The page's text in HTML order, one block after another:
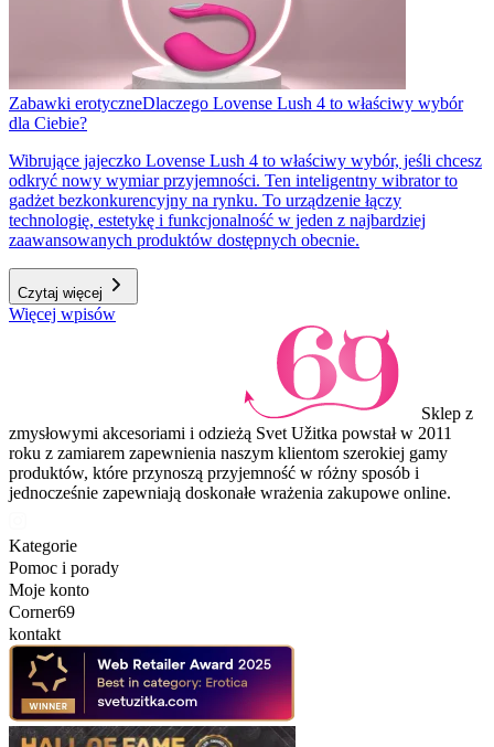
Zabawki erotyczneDlaczego Lovense Lush 4 to właściwy wybór
dla Ciebie?
Wibrujące jajeczko Lovense Lush 4 to właściwy wybór, jeśli chcesz
odkryć nowy wymiar przyjemności. Ten inteligentny wibrator to
gadżet bezkonkurencyjny na rynku. To urządzenie łączy
technologię, estetykę i funkcjonalność w jeden z najbardziej
zaawansowanych produktów dostępnych obecnie.
Czytaj więcej
Więcej wpisów
Sklep z
zmysłowymi akcesoriami i odzieżą Svet Užitka powstał w 2011
roku z zamiarem zapewnienia naszym klientom szerokiej gamy
produktów, które przynoszą przyjemność w różny sposób i
jednocześnie zapewniają doskonałe wrażenia zakupowe online.
Kategorie
Pomoc i porady
Moje konto
Corner69
kontakt